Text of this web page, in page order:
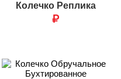
Колечко Реплика
₽